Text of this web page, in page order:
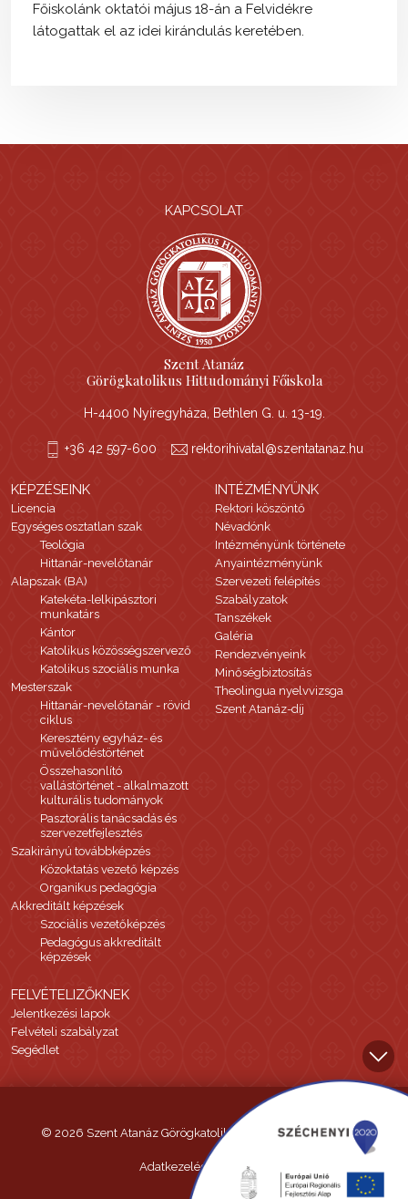
Főiskolánk oktatói május 18-án a Felvidékre
látogattak el az idei kirándulás keretében.
KAPCSOLAT
Szent Atanáz
Görögkatolikus Hittudományi Főiskola
H-4400 Nyíregyháza, Bethlen G. u. 13-19.
+36 42 597-600 rektorihivatal@szentatanaz.hu
KÉPZÉSEINK
Licencia
Egységes osztatlan szak
Teológia
Hittanár-nevelőtanár
Alapszak (BA)
Katekéta-lelkipásztori
munkatárs
Kántor
Katolikus közösségszervező
Katolikus szociális munka
Mesterszak
Hittanár-nevelőtanár - rövid
ciklus
Keresztény egyház- és
művelődéstörténet
Összehasonlító
vallástörténet - alkalmazott
kulturális tudományok
Pasztorális tanácsadás és
szervezetfejlesztés
Szakirányú továbbképzés
Közoktatás vezető képzés
Organikus pedagógia
Akkreditált képzések
Szociális vezetőképzés
Pedagógus akkreditált
képzések
INTÉZMÉNYÜNK
Rektori köszöntő
Névadónk
Intézményünk története
Anyaintézményünk
Szervezeti felépítés
Szabályzatok
Tanszékek
Galéria
Rendezvényeink
Minőségbiztosítás
Theolingua nyelvvizsga
Szent Atanáz-díj
FELVÉTELIZŐKNEK
Jelentkezési lapok
Felvételi szabályzat
Segédlet
© 2026 Szent Atanáz Görögkatolikus Hittudományi Főiskola
Adatkezelési tájékoztató